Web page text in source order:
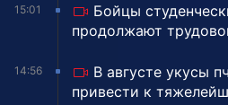
15:01
Бойцы
продолжают
14:56
В августе укусы
привести к